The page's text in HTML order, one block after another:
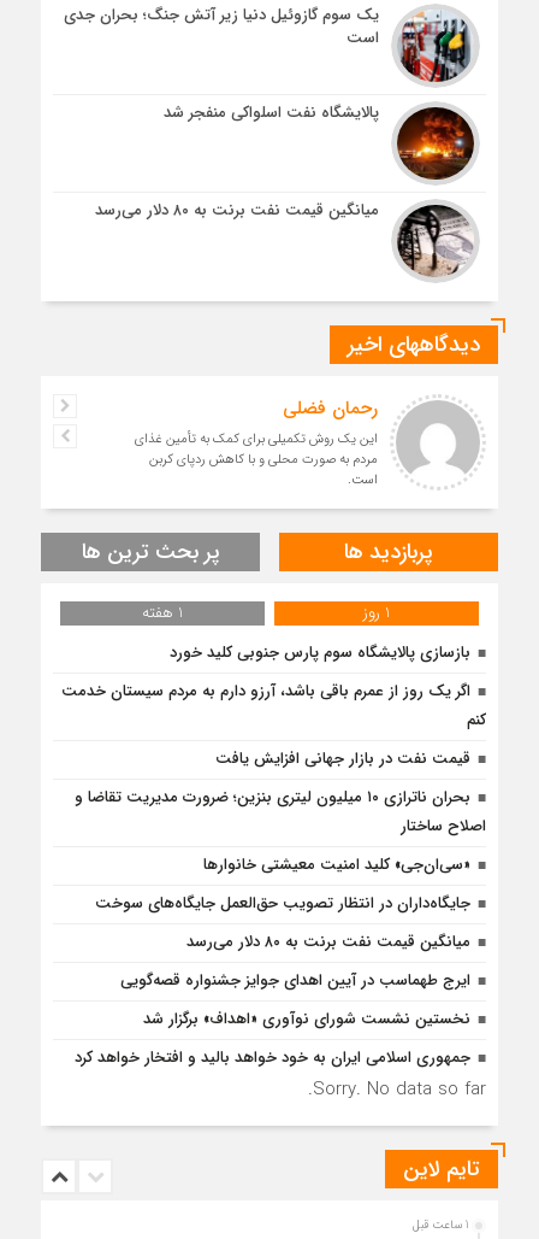
یک سوم گازوئیل دنیا زیر آتش جنگ؛ بحران جدی
است
پالایشگاه نفت اسلواکی منفجر شد
میانگین قیمت نفت برنت به ۸۰ دلار می‌رسد
دیدگاههای اخیر
رحمان فضلی
این یک روش تکمیلی برای کمک به تأمین غذای
مردم به صورت محلی و با کاهش ردپای کربن
است.
پربازدید ها پر بحث ترین ها
1 روز
1 هفته
بازسازی پالایشگاه سوم پارس جنوبی کلید خورد
اگر یک روز از عمرم باقی باشد، آرزو دارم به مردم سیستان خدمت
کنم
قیمت نفت در بازار جهانی افزایش یافت
بحران ناترازی ۱۰ میلیون لیتری بنزین؛ ضرورت مدیریت تقاضا و
اصلاح ساختار
«سی‌ان‌جی» کلید امنیت معیشتی خانوارها
جایگاه‌داران در انتظار تصویب حق‌العمل جایگاه‌های سوخت
میانگین قیمت نفت برنت به ۸۰ دلار می‌رسد
ایرج طهماسب در آیین اهدای جوایز جشنواره قصه‌گویی
نخستین نشست شورای نوآوری «اهداف» برگزار شد
جمهوری اسلامی ایران به خود خواهد بالید و افتخار خواهد کرد
Sorry. No data so far.
تایم لاین
1 ساعت قبل